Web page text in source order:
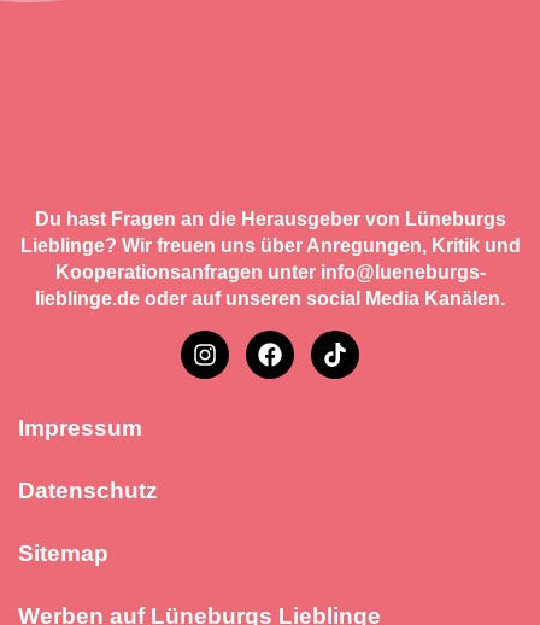
Du hast Fragen an die Herausgeber von Lüneburgs
Lieblinge? Wir freuen uns über Anregungen, Kritik und
Kooperationsanfragen unter info@lueneburgs-
lieblinge.de oder auf unseren social Media Kanälen.
Impressum
Datenschutz
Sitemap
Werben auf Lüneburgs Lieblinge